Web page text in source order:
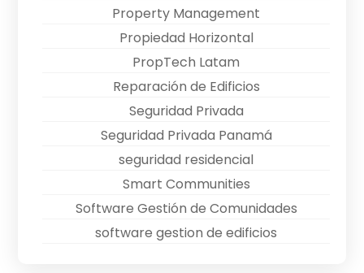
Property Management
Propiedad Horizontal
PropTech Latam
Reparación de Edificios
Seguridad Privada
Seguridad Privada Panamá
seguridad residencial
Smart Communities
Software Gestión de Comunidades
software gestion de edificios